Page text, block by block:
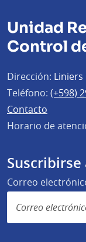
Unidad
Control
Dirección: Liniers
Teléfono: (+598)
Contacto
Horario de
Correo